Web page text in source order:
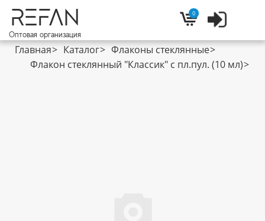
REFAN
Оптовая организация
Корзина
0 Войти
Главная Каталог
Флаконы стеклянные
Флакон стеклянный "Классик" с пл.пул. (10 мл)